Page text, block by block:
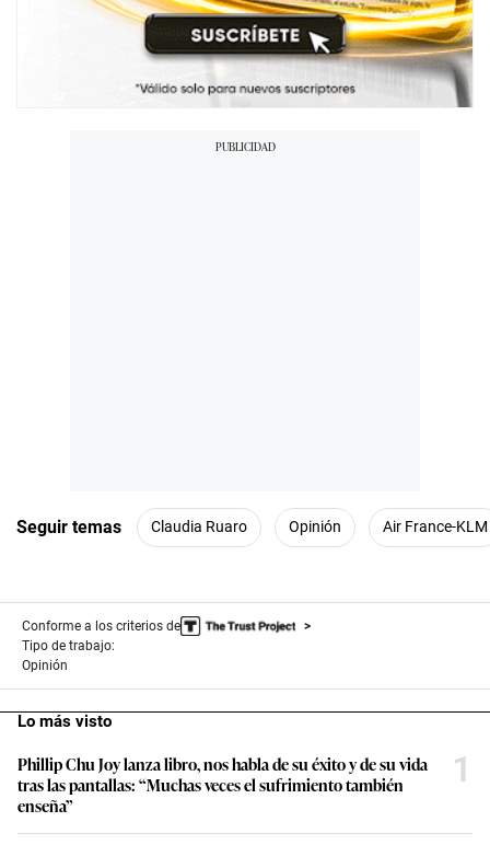
Seguir temas Claudia Ruaro Opinión Air France-KLM
Conforme a los criterios de
Tipo de trabajo:
Opinión
Lo más visto
Phillip Chu Joy lanza libro, nos habla de su éxito y de su vida
tras las pantallas: “Muchas veces el sufrimiento también
enseña”
1